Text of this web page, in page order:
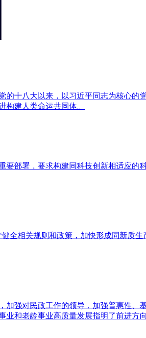
十八大以来，以习近平同志为核心的
建人类命运共同体。
部署，要求构建同科技创新相适应的
全相关规则和政策，加快形成同新质
强对民政工作的领导，加强普惠性、
和老龄事业高质量发展指明了前进方